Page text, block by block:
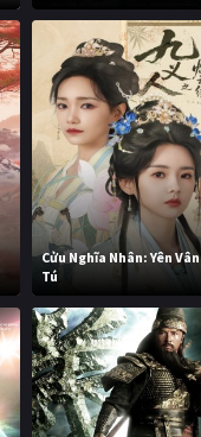
Cửu Nghĩa Nhân: Yên Vân
Tú